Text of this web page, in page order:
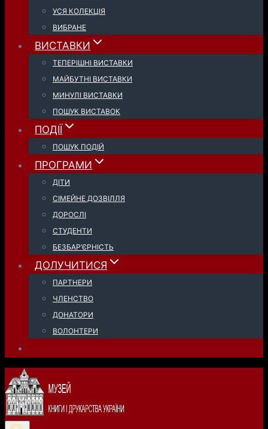
УСЯ КОЛЕКЦІЯ
ВИБРАНЕ
ВИСТАВКИ
ТЕПЕРІШНІ ВИСТАВКИ
МАЙБУТНІ ВИСТАВКИ
МИНУЛІ ВИСТАВКИ
ПОШУК ВИСТАВОК
ПОДІЇ
ПОШУК ПОДІЙ
ПРОГРАМИ
ДІТИ
СІМЕЙНЕ ДОЗВІЛЛЯ
ДОРОСЛІ
СТУДЕНТИ
БЕЗБАР’ЄРНІСТЬ
ДОЛУЧИТИСЯ
ПАРТНЕРИ
ЧЛЕНСТВО
ДОНАТОРИ
ВОЛОНТЕРИ